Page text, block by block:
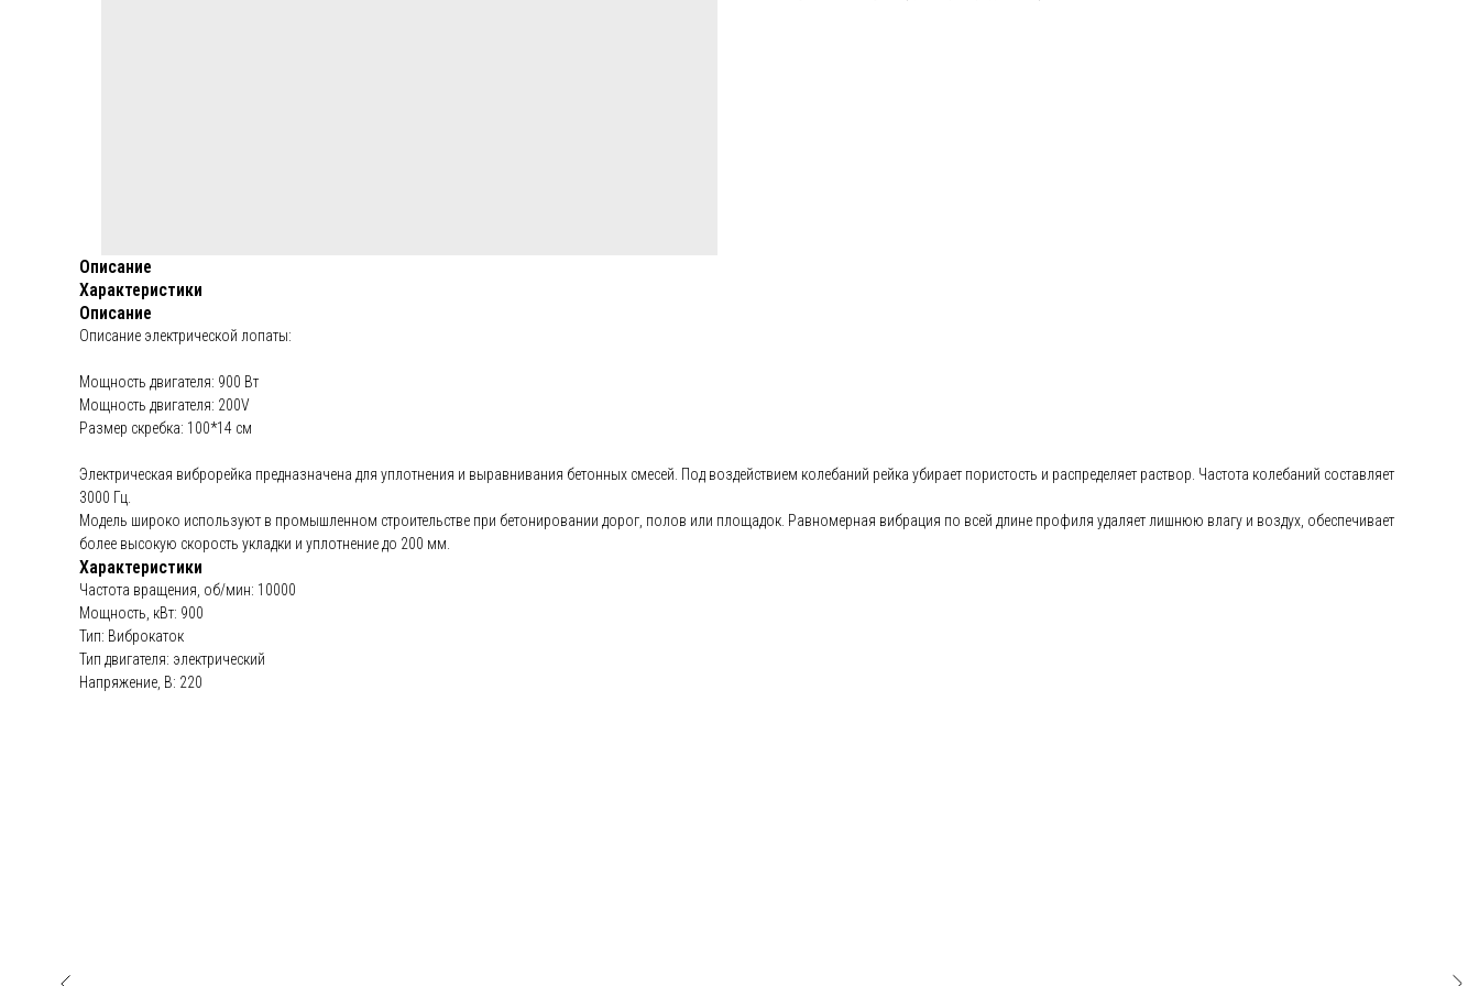
Описание
Характеристики
Описание
Описание электрической лопаты:
Мощность двигателя: 900 Вт
Мощность двигателя: 200V
Размер скребка: 100*14 см
Электрическая виброрейка предназначена для уплотнения и выравнивания бетонных смесей. Под воздействием колебаний рейка убирает пористость и распределяет раствор. Частота колебаний составляет
3000 Гц.
Модель широко используют в промышленном строительстве при бетонировании дорог, полов или площадок. Равномерная вибрация по всей длине профиля удаляет лишнюю влагу и воздух, обеспечивает
более высокую скорость укладки и уплотнение до 200 мм.
Характеристики
Частота вращения, об/мин: 10000
Мощность, кВт: 900
Тип: Виброкаток
Тип двигателя: электрический
Напряжение, В: 220